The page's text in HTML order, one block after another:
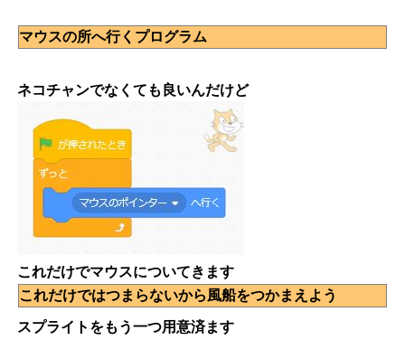
マウスの所へ行くプログラム
ネコチャンでなくても良いんだけど
これだけでマウスについてきます
これだけではつまらないから風船をつかまえよう
スプライトをもう一つ用意済ます